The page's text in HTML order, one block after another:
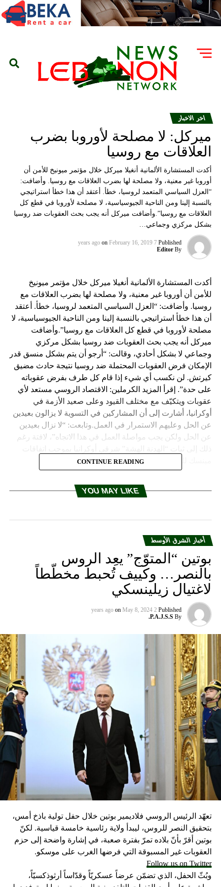
اخر الاخبار
ميركل: لا مصلحة لأوروبا بضرب
العلاقات مع روسيا
أكدت المستشارة الألمانية أنغيلا ميركل خلال مؤتمر ميونيخ للأمن أن
أوروبا غير معنية، ولا مصلحة لها بضرب العلاقات مع روسيا. وأضافت:
“العزل السياسي المتعمد لروسيا، خطأ. أعتقد أن هذا خطأ استراتيجي
بالنسبة إلينا ومن الناحية الجيوسياسية، لا مصلحة لأوروبا في قطع كل
العلاقات مع روسيا”.وأضافت ميركل أنه يجب بحث العقوبات ضد روسيا
بشكل مركزي وجماعي…
Published
7 years ago
on February 16, 2019
By
Editor
أكدت المستشارة الألمانية أنغيلا ميركل خلال مؤتمر ميونيخ
للأمن أن أوروبا غير معنية، ولا مصلحة لها بضرب العلاقات مع
روسيا. وأضافت: “العزل السياسي المتعمد لروسيا، خطأ. أعتقد
أن هذا خطأ استراتيجي بالنسبة إلينا ومن الناحية الجيوسياسية، لا
مصلحة لأوروبا في قطع كل العلاقات مع روسيا”.وأضافت
ميركل أنه يجب بحث العقوبات ضد روسيا بشكل مركزي
وجماعي لا بشكل أحادي، وقالت: “أرجو أن يتم بشكل منسق قدر
الإمكان فرض العقوبات المحتملة ضد روسيا نتيجة حادث مضيق
كيرتش. لن نكسب أي شيء إذا قام كل طرف بفرض عقوباته
على حدة”. إقرأ المزيد الكرملين: الاقتصاد الروسي مستعد لأي
عقوبات ويتكيّف مع مختلف القيود وعلى صعيد الأزمة في
أوكرانيا، أشارت إلى أن المشاركين في التسوية لا يزالون بعيدين
عن الحل وعليهم الاستمرار في العمل.وتابعت: “لا نزال بعيدين
عن الحل ولكن يجب مواصلة العمل في هذا الاتجاه”، لافتة رغم
مينسك للتسوية.المصدر: نوفوستي
البرلمان يمنح الثقة لحكومة الحريري
CONTINUE READING
YOU MAY LIKE
أخبار الشرق الأوسط
بوتين “المتوّج” يعِد الروس
بالنصر… وكييف تُحبط مخطّطاً
لاغتيال زيلينسكي
Published
2 years ago
on May 8, 2024
By
P.A.J.S.S.
تعهّد الرئيس الروسي فلاديمير بوتين خلال حفل تولية باذخ أمس،
بتحقيق النصر للروس، ليبدأ ولاية رئاسية خامسة قياسية. لكنّ
بوتين أقرّ بأنّ بلاده تمرّ بفترة صعبة، في إشارة واضحة إلى حزم
العقوبات غير المسبوقة التي فرضها الغرب على موسكو.
Follow us on Twitter
وبُثّ الحفل، الذي تضمّن عرضاً عسكريّاً وقدّاساً أرثوذكسيّاً،